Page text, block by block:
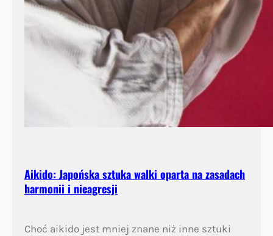
Aikido: Japońska sztuka walki oparta na zasadach
harmonii i nieagresji
Choć aikido jest mniej znane niż inne sztuki